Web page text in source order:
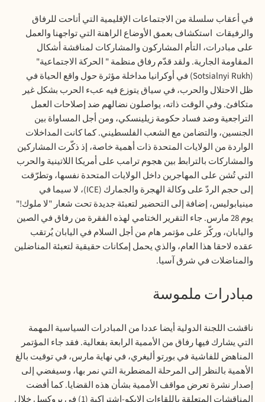
في أعقاب سلسلة من الاجتماعات الإقليمية التي أتاحت للرفاق
والرفيقات استكشاف بعمق الأوضاع الراهنة التي تواجهنا والعمل
على مبادرات، التأم المشاركون والمشاركات لمناقشة أشكال
المقاومة الجارية. ولقد قدّم رفاق منظمة " الحركة الاجتماعية"
(Sotsialnyi Rukh) في أوكرانيا مداخلة مؤثرة حول واقع الحياة في
ظل الاحتلال والحرب، في سياق يتوزع فيه عبء الحرب بشكل غير
متكافئ. وفي الوقت ذاته، يواصلون نضالهم ضد إصلاحات العمل
التراجعية وضد فساد حكومة زيلينسكي، ومن أجل المساواة بين
الجنسين، والتضامن مع الشعب الفلسطيني. كما كانت المداخلات
الواردة من الولايات المتحدة ذات أهمية خاصة، إذ ذكّرت المشاركين
والمشاركات بالترابط بين هجوم ترامب على أمريكا اللاتينية والحرب
التي تُشن على المهاجرين داخل الولايات المتحدة نفسها، وتطرّقت
إلى حجم الردّ على وكالة الهجرة والجمارك (ICE)، لا سيما في
مينيابوليس، إضافة إلى التحضير لتعبئة جديدة تحت شعار "لا ملوك!"
يوم 28 مارس. جاء التقرير الختامي لهذه الفقرة من رفاق في الصين
واليابان، وركّز على مؤتمر هام من أجل السلام في اليابان يُرتقب
عقده لاحقا هذا العام، والذي يحمل إمكانات حقيقية لتعبئة المناضلين
والمناضلات في شرق آسيا.
مبادرات ملموسة
ناقشت اللجنة الدولية أيضا عددا من المبادرات السياسية المهمة
التي يشارك فيها رفاق من الأممية الرابعة بفعالية. فقد جاء المؤتمر
المناهض للفاشية في بورتو أليغري، في نهاية مارس، في توقيت بالغ
الأهمية بالنظر إلى المرحلة المضطربة التي نمر بها، وسيفضي إلى
إصدار نشرة تعرض مواقف الأممية بشأن هذه القضايا. كما أفضت
المناقشات المتعلقة باللقاءات الإيكو-اشتراكية (1) في بروكسل خلال